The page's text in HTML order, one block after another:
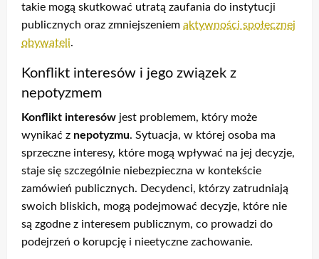
takie mogą skutkować utratą zaufania do instytucji
publicznych oraz zmniejszeniem aktywności społecznej
obywateli.
Konflikt interesów i jego związek z
nepotyzmem
Konflikt interesów jest problemem, który może
wynikać z nepotyzmu. Sytuacja, w której osoba ma
sprzeczne interesy, które mogą wpływać na jej decyzje,
staje się szczególnie niebezpieczna w kontekście
zamówień publicznych. Decydenci, którzy zatrudniają
swoich bliskich, mogą podejmować decyzje, które nie
są zgodne z interesem publicznym, co prowadzi do
podejrzeń o korupcję i nieetyczne zachowanie.